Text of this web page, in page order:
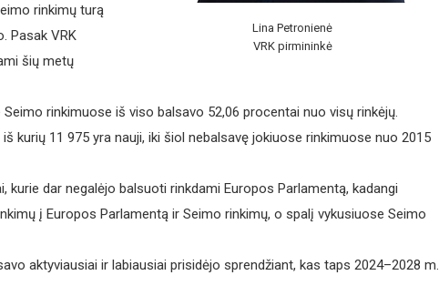
Lina Petronienė
VRK pirmininkė
rinkimų turą
Pasak VRK
šių metų
rinkimuose iš viso balsavo 52,06 procentai nuo visų rinkėjų.
kurių 11 975 yra nauji, iki šiol nebalsavę jokiuose rinkimuose nuo 2015
kurie dar negalėjo balsuoti rinkdami Europos Parlamentą, kadangi
į Europos Parlamentą ir Seimo rinkimų, o spalį vykusiuose Seimo
aktyviausiai ir labiausiai prisidėjo sprendžiant, kas taps 2024–2028 m.